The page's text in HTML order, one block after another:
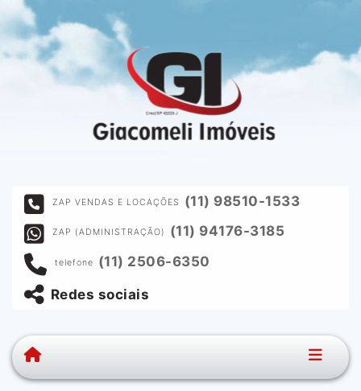
ZAP VENDAS E LOCAÇÕES (11) 98510-1533
ZAP (ADMINISTRAÇÃO) (11) 94176-3185
telefone (11) 2506-6350
Redes sociais